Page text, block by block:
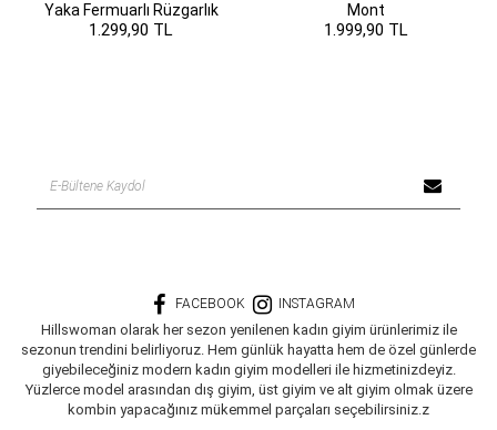
Yaka Fermuarlı Rüzgarlık
1.299,90 TL
Mont
1.999,90 TL
FACEBOOK INSTAGRAM
Hillswoman olarak her sezon yenilenen kadın giyim ürünlerimiz ile
sezonun trendini belirliyoruz. Hem günlük hayatta hem de özel günlerde
giyebileceğiniz modern kadın giyim modelleri ile hizmetinizdeyiz.
Yüzlerce model arasından dış giyim, üst giyim ve alt giyim olmak üzere
kombin yapacağınız mükemmel parçaları seçebilirsiniz.z